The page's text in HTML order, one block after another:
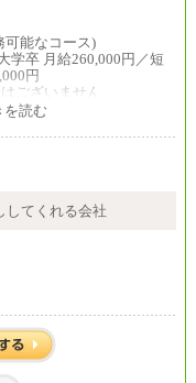
可能なコース)
学卒 月給260,000円／短
円
ございません
学卒 月給250,000円／短
ございません
読む
してくれる会社